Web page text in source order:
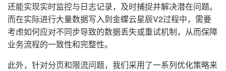
还能实现实时监控与日志记录，及时捕捉并解决潜在问题。
而在实际进行大量数据写入到金蝶云星辰V2过程中，需要
考虑如何应对不同步导致的数据丢失或重试机制，从而保障
业务流程的一致性和完整性。
此外，针对分页和限流问题，我们采用了一系列优化策略来